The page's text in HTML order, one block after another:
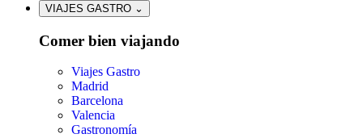
VIAJES GASTRO ⌄
Comer bien viajando
Viajes Gastro
Madrid
Barcelona
Valencia
Gastronomía